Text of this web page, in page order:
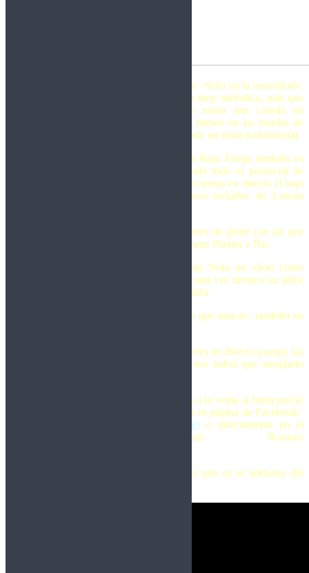
El segundo tema es un instrumental titulado «Solo en la oscuridad»,
más en una onda hard rock, con una onda muy melódica, más que
Shredder, y donde demuestra como se estira una cuerda en
condiciones. Es un aspecto que hecho de menos en las bandas de
hoy en día, que introduzcan de vez en cuando un tema instrumental.
El trabajo del resto de los componentes de Rojo Fuego también es
emcomiable con una base rítmica apoyando todo el potencial de
Luis con Juanje Rama y Luis Garcés, en los temas en directo el bajo
es de Yago Lecumberri y unos fantásticos teclados de Lorena
La segunda parte del single son dos versiones de gente con las que
ha compartido escenario Luis, nada menos que Sherpa y Ñu.
De Sherpa despacha en directo en la Sala Nota un «Son como
hormigas» que suena atómico y en el que otra vez destaco su labor
como vocalista, que, repito, me ha sorprendido.
De los de Molina, se marca un «Más duro que nunca», también en
Todavía no he tenido la oportunidad de verles en directo porque las
circunstancias me lo han impedido, pero eso habrá que arreglarlo
Os invito a que compréis el single que está a la venta al buen precio
de 7 € poniéndoos en contacto con ellos en su página de Facebook:
https://www.facebook.com/Rojofuegoficial) o directamente en el
facebook de Luis Romero
Abajo os dejamos el single promocionado que es el adelanto del